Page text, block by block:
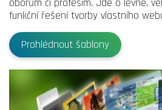
oborům či profesím. Jde o levné,
funkční řešení tvorby vlastního
Prohlédnout šablony